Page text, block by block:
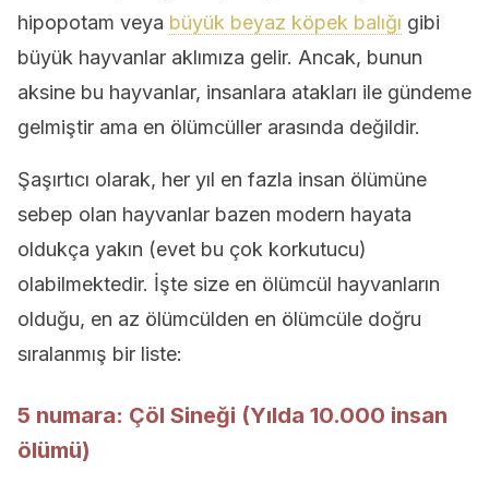
hipopotam veya büyük beyaz köpek balığı gibi
büyük hayvanlar aklımıza gelir. Ancak, bunun
aksine bu hayvanlar, insanlara atakları ile gündeme
gelmiştir ama en ölümcüller arasında değildir.
Şaşırtıcı olarak, her yıl en fazla insan ölümüne
sebep olan hayvanlar bazen modern hayata
oldukça yakın (evet bu çok korkutucu)
olabilmektedir. İşte size en ölümcül hayvanların
olduğu, en az ölümcülden en ölümcüle doğru
sıralanmış bir liste:
5 numara: Çöl Sineği (Yılda 10.000 insan
ölümü)